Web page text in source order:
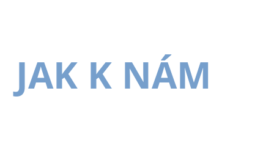
JAK K NÁM